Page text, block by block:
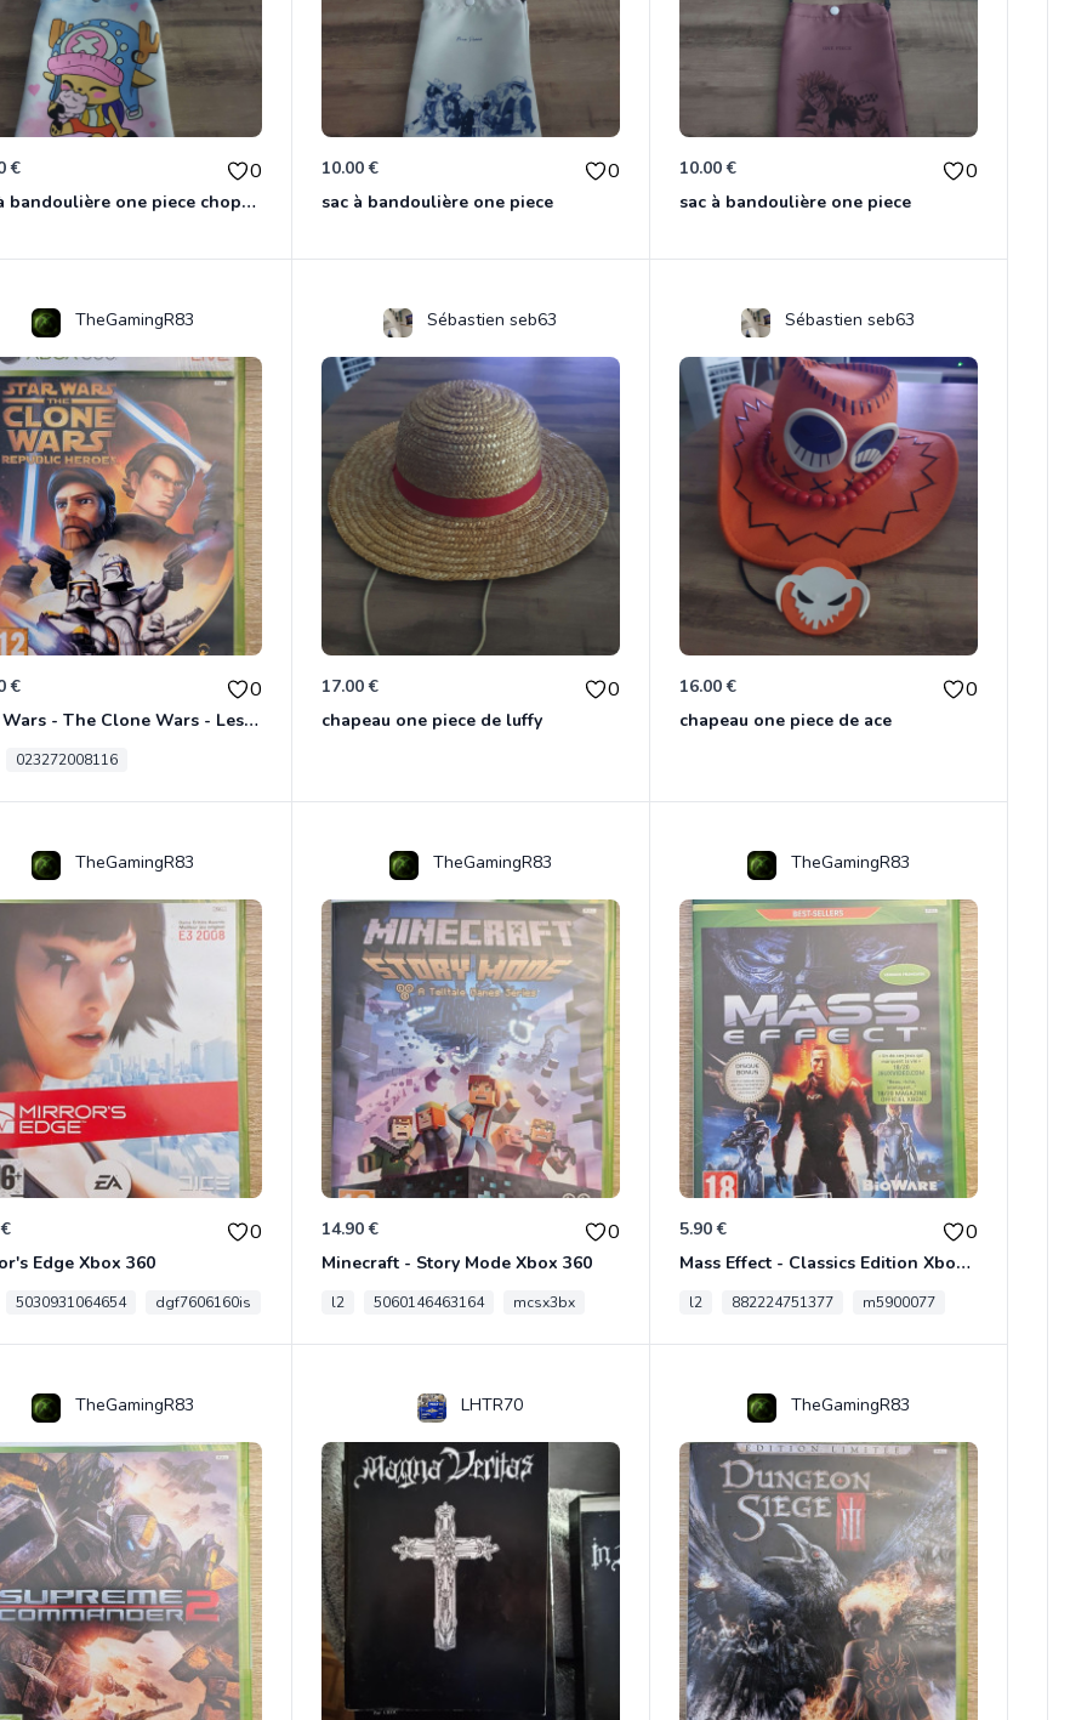
€ 0
sac à bandoulière one piece chopper
10.00 € 0
sac à bandoulière one piece
10.00 € 0
sac à bandoulière one piece
TheGamingR83
€ 0
Star Wars - The Clone Wars - Les Héros De La République Xbox 360
023272008116
Sébastien seb63
17.00 € 0
chapeau one piece de luffy
Sébastien seb63
16.00 € 0
chapeau one piece de ace
TheGamingR83
0
Edge Xbox 360
5030931064654 dgf7606160is
TheGamingR83
14.90 € 0
Minecraft - Story Mode Xbox 360
l2 5060146463164 mcsx3bx
TheGamingR83
5.90 € 0
Mass Effect - Classics Edition Xbox 360
l2 882224751377 m5900077
TheGamingR83 LHTR70 TheGamingR83